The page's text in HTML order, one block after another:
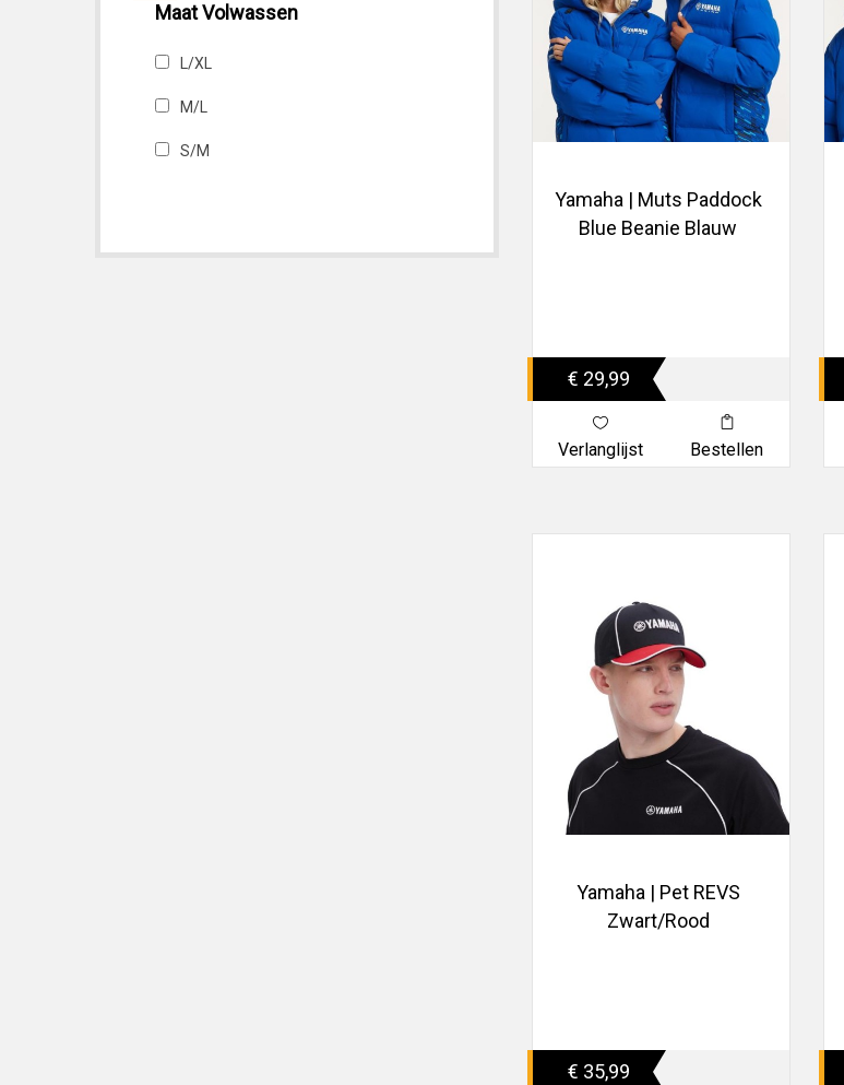
Maat Volwassen
L/XL
M/L
S/M
Yamaha | Muts Paddock
Blue Beanie Blauw
€ 29,99
Verlanglijst Bestellen
Yamaha | Pet REVS
Zwart/Rood
€ 35,99